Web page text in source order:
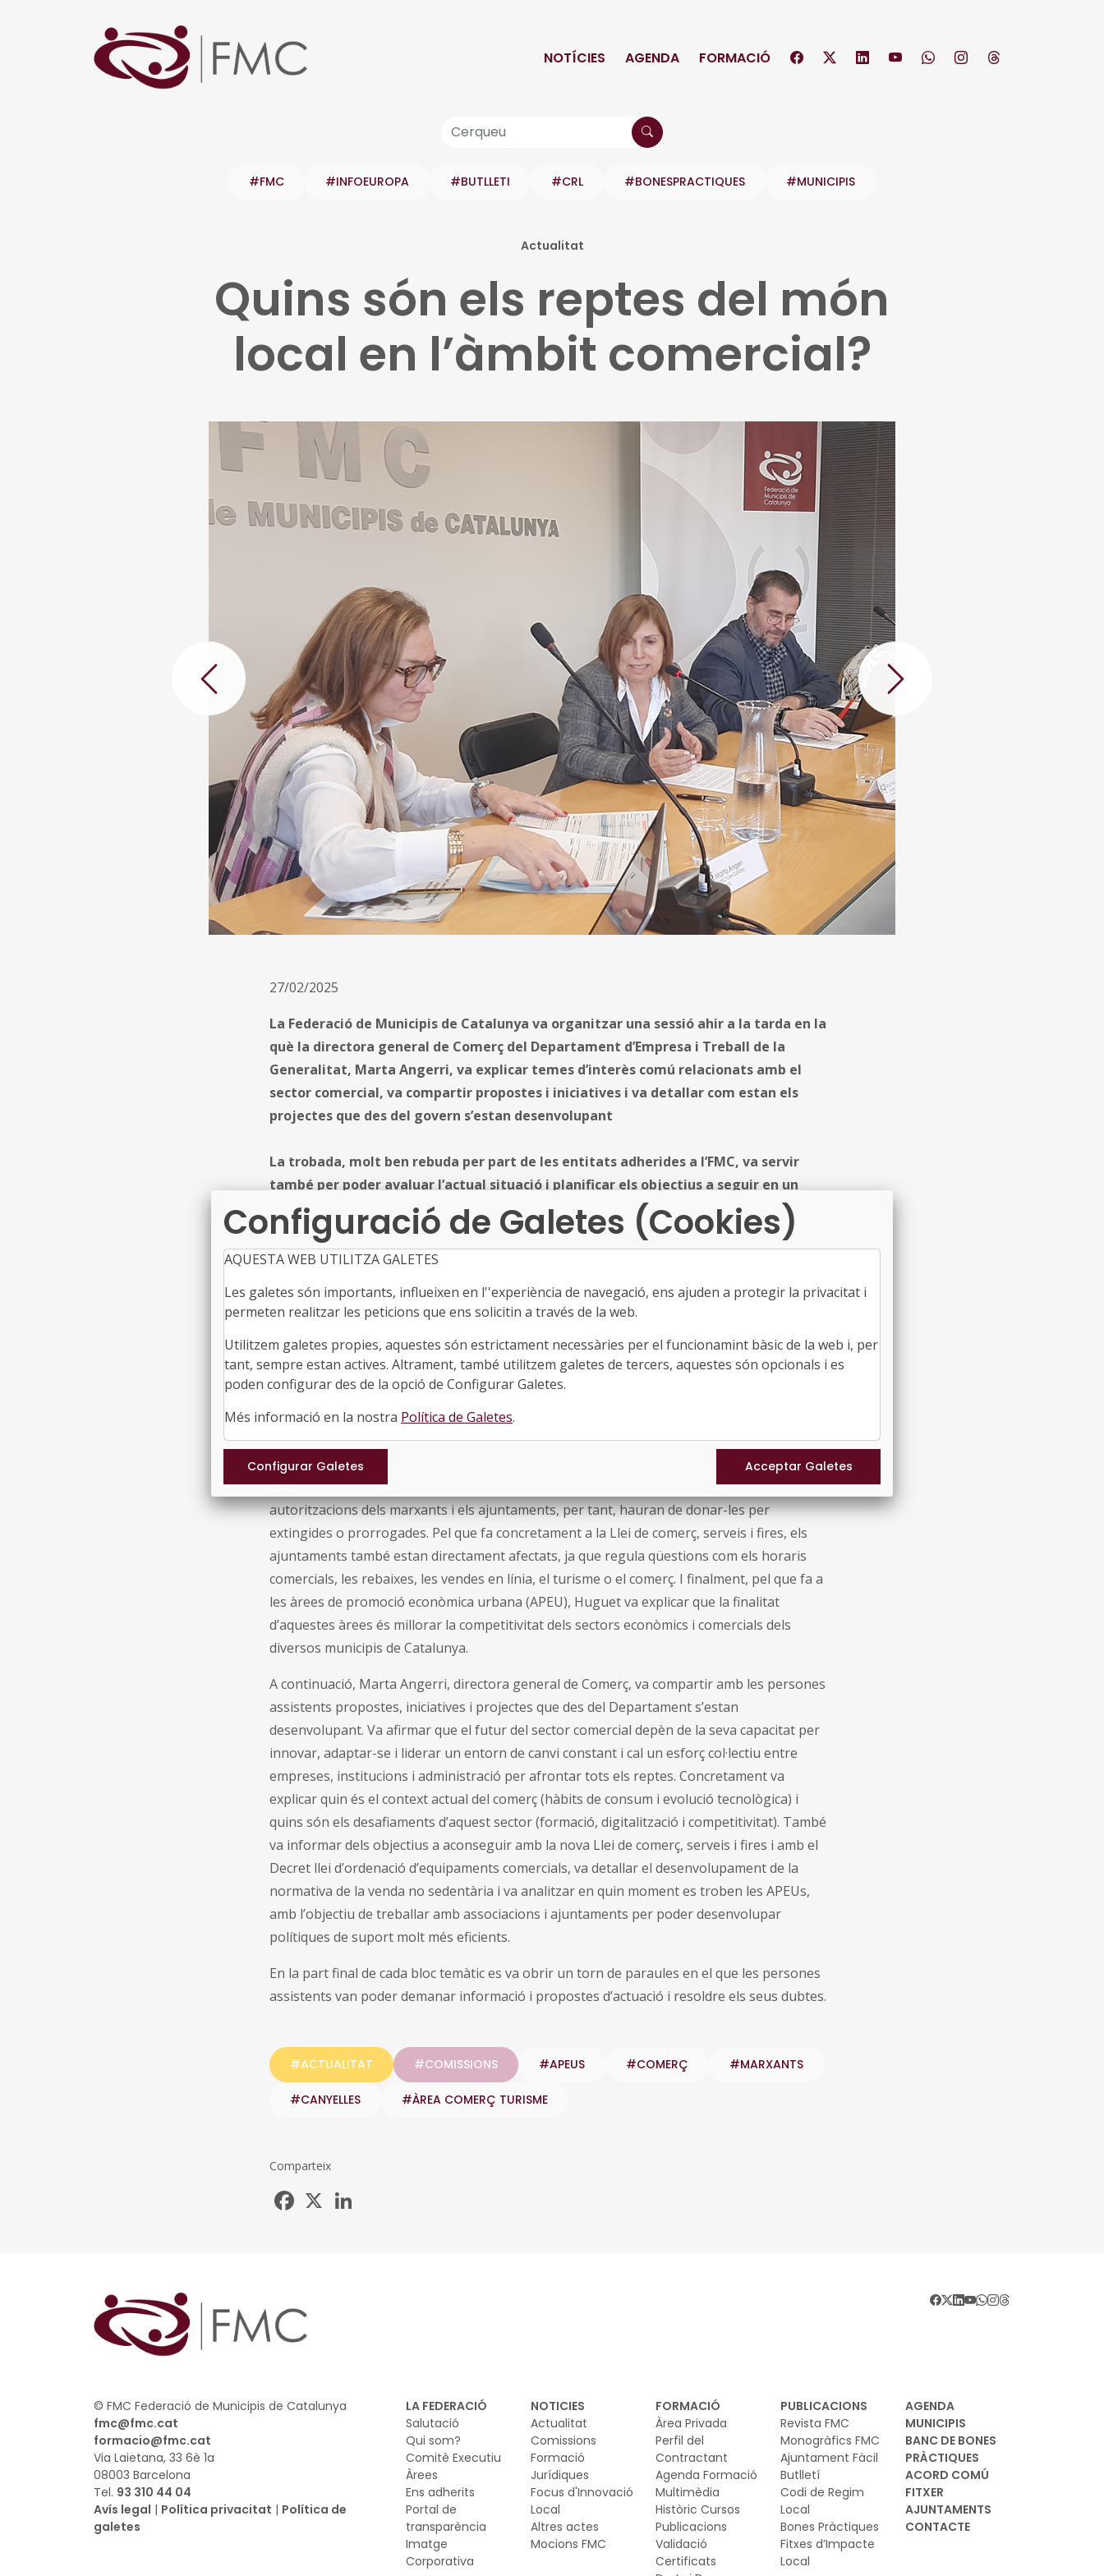
NOTÍCIES AGENDA FORMACIÓ
#FMC #INFOEUROPA #BUTLLETI #CRL #BONESPRACTIQUES #MUNICIPIS
Actualitat
Quins són els reptes del món
local en l’àmbit comercial?
Anterior Següent
27/02/2025
La Federació de Municipis de Catalunya va organitzar una sessió ahir a la tarda en la
què la directora general de Comerç del Departament d’Empresa i Treball de la
Generalitat, Marta Angerri, va explicar temes d’interès comú relacionats amb el
sector comercial, va compartir propostes i iniciatives i va detallar com estan els
projectes que des del govern s’estan desenvolupant
La trobada, molt ben rebuda per part de les entitats adherides a l’FMC, va servir
també per poder avaluar l’actual situació i planificar els objectius a seguir en un
futur proper
Recordem que l’Àrea de Comerç, Turisme i Empresa de la Federació de Municipis de
Catalunya es va constituir el passat 13 de gener amb l’objectiu d’intentar treballar per
reforçar la projecció del comerç local, aconseguir el model turístic de país que volem i
agilitzar i modernitzar l’activitat econòmica.
Van inaugurar la sessió la presidenta de l'àrea i alcaldessa de Canyelles, Rosa Huguet,
acompanyada de Francesc Povedano, tècnic assessor de Comerç. Huguet, després de donar
la benvinguda a les persones assistents, va donar pinzellades de com es troben les
administracions locals en aquest àmbit i va dir que "des de l’FMC hem cregut necessari
organitzar aquesta sessió perquè aquestes qüestions afecten de forma molt directa l’àmbit
local”. En aquest sentit, per exemple, va fer esment de la preocupació local en el tema de
mercats no sedentaris ja que enguany s’exhaureix el permís de vigència de les
autoritzacions dels marxants i els ajuntaments, per tant, hauran de donar-les per
extingides o prorrogades. Pel que fa concretament a la Llei de comerç, serveis i fires, els
ajuntaments també estan directament afectats, ja que regula qüestions com els horaris
comercials, les rebaixes, les vendes en línia, el turisme o el comerç. I finalment, pel que fa a
les àrees de promoció econòmica urbana (APEU), Huguet va explicar que la finalitat
d’aquestes àrees és millorar la competitivitat dels sectors econòmics i comercials dels
diversos municipis de Catalunya.
A continuació, Marta Angerri, directora general de Comerç, va compartir amb les persones
assistents propostes, iniciatives i projectes que des del Departament s’estan
desenvolupant. Va afirmar que el futur del sector comercial depèn de la seva capacitat per
innovar, adaptar-se i liderar un entorn de canvi constant i cal un esforç col·lectiu entre
empreses, institucions i administració per afrontar tots els reptes. Concretament va
explicar quin és el context actual del comerç (hàbits de consum i evolució tecnològica) i
quins són els desafiaments d’aquest sector (formació, digitalització i competitivitat). També
va informar dels objectius a aconseguir amb la nova Llei de comerç, serveis i fires i amb el
Decret llei d’ordenació d’equipaments comercials, va detallar el desenvolupament de la
normativa de la venda no sedentària i va analitzar en quin moment es troben les APEUs,
amb l’objectiu de treballar amb associacions i ajuntaments per poder desenvolupar
polítiques de suport molt més eficients.
En la part final de cada bloc temàtic es va obrir un torn de paraules en el que les persones
assistents van poder demanar informació i propostes d’actuació i resoldre els seus dubtes.
#ACTUALITAT #COMISSIONS #APEUS #COMERÇ #MARXANTS
#CANYELLES #ÀREA COMERÇ TURISME
Comparteix
Facebook
LA FEDERACIÓ
Salutació
Qui som?
Comitè Executiu
Àrees
Ens adherits
Portal de
transparència
Imatge
Corporativa
NOTICIES
Actualitat
Comissions
Formació
Jurídiques
Focus d'Innovació
Local
Altres actes
Mocions FMC
FORMACIÓ
Àrea Privada
Perfil del
Contractant
Agenda Formació
Multimèdia
Històric Cursos
Publicacions
Validació
Certificats
PUBLICACIONS
Revista FMC
Monogràfics FMC
Ajuntament Fàcil
Butlletí
Codi de Regim
Local
Bones Pràctiques
Fitxes d’Impacte
Local
AGENDA
MUNICIPIS
BANC DE BONES
PRÀCTIQUES
ACORD COMÚ
FITXER
AJUNTAMENTS
CONTACTE
© FMC Federació de Municipis de Catalunya
fmc@fmc.cat
formacio@fmc.cat
Via Laietana, 33 6è 1a
08003 Barcelona
Tel. 93 310 44 04
Avís legal | Política privacitat | Política de
galetes
Configuració de Galetes (Cookies)
AQUESTA WEB UTILITZA GALETES
Les galetes són importants, influeixen en l''experiència de navegació, ens ajuden a protegir la privacitat i
permeten realitzar les peticions que ens solicitin a través de la web.
Utilitzem galetes propies, aquestes són estrictament necessàries per el funcionamint bàsic de la web i, per
tant, sempre estan actives. Altrament, també utilitzem galetes de tercers, aquestes són opcionals i es
poden configurar des de la opció de Configurar Galetes.
Més informació en la nostra Política de Galetes.